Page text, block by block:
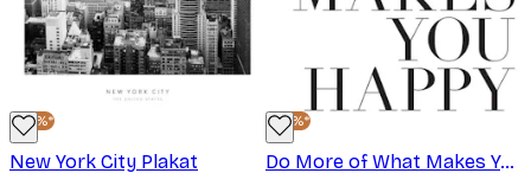
-30%*
New York City Plakat
-30%*
Do More of What Makes You Happy Plakat